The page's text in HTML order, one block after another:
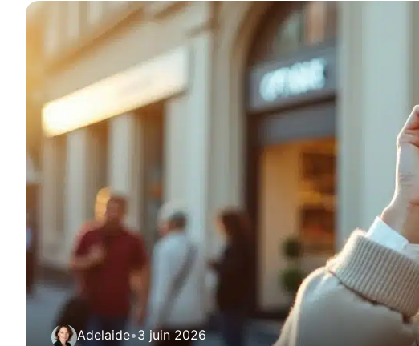
Adelaide•3 juin 2026